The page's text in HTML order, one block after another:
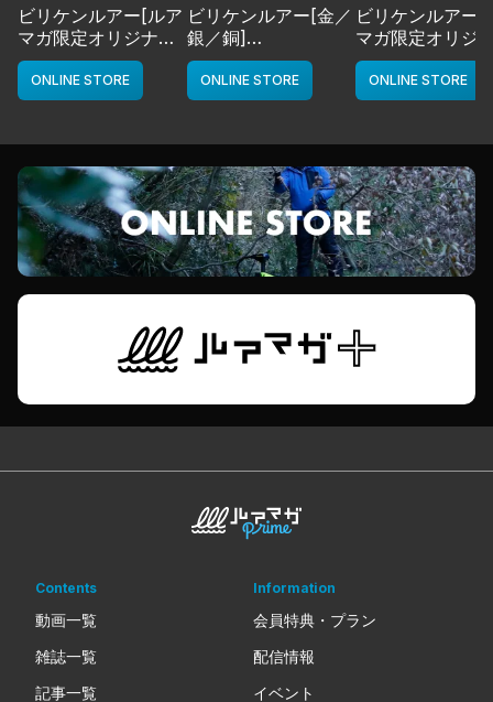
ビリケンルアー[ルア
マガ限定オリジナル
カラー／LMチャー
ト]
deps
ONLINE STORE
ビリケンルアー[金／
銀／銅]
deps
ONLINE STORE
ビリケンルアー[
マガ限定オリジ
カラー／LMボー
ワイト]
deps
ONLINE STORE
Contents
動画一覧
雑誌一覧
記事一覧
Information
会員特典・プラン
配信情報
イベント